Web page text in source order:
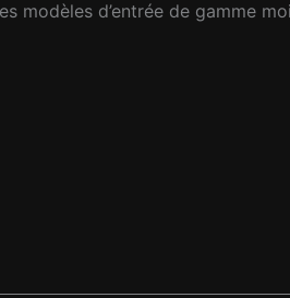
modèles d’entrée de gamme